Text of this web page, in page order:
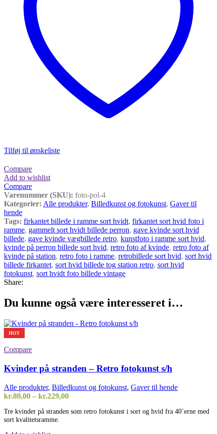
Tilføj til ønskeliste
Compare
Add to wishlist
Compare
Varenummer (SKU): foto-pol-4
Kategorier: Alle produkter, Billedkunst og fotokunst, Gaver til
hende
Tags: firkantet billede i ramme sort hvidt, firkantet sort hvid foto i
ramme, gammelt sort hvidt billede perron, gave kvinde sort hvid
billede, gave kvinde vægbillede retro, kunstfoto i ramme sort hvid,
kvinde på perron billede sort hvid, retro foto af kvinde, retro foto af
kvinde på station, retro foto i ramme, retrobillede sort hvid, sort hvid
billede firkantet, sort hvid billede tog station retro, sort hvid
fotokunst, sort hvidt foto billede vintage
Share:
Du kunne også være interesseret i…
HOT
Compare
Kvinder på stranden – Retro fotokunst s/h
Alle produkter, Billedkunst og fotokunst, Gaver til hende
kr.80,00 – kr.229,00Prisinterval:
til
Tre kvinder på stranden som retro fotokunst i sort og hvid fra 40´erne med
sort kvalitetsramme.